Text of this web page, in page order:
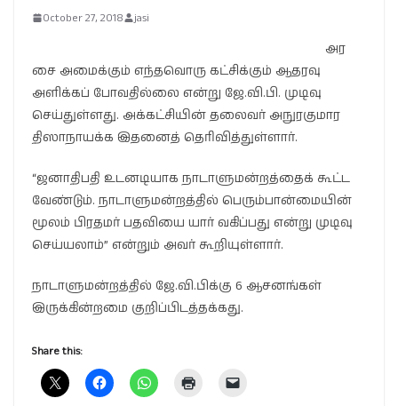
October 27, 2018 jasi
அர
சை அமைக்கும் எந்தவொரு கட்சிக்கும் ஆதரவு
அளிக்கப் போவதில்லை என்று ஜே.வி.பி. முடிவு
செய்துள்ளது. அக்கட்சியின் தலைவர் அநுரகுமார
திஸாநாயக்க இதனைத் தெரிவித்துள்ளார்.
“ஜனாதிபதி உடனடியாக நாடாளுமன்றத்தைக் கூட்ட
வேண்டும். நாடாளுமன்றத்தில் பெரும்பான்மையின்
மூலம் பிரதமர் பதவியை யார் வகிப்பது என்று முடிவு
செய்யலாம்” என்றும் அவர் கூறியுள்ளார்.
நாடாளுமன்றத்தில் ஜே.வி.பிக்கு 6 ஆசனங்கள்
இருக்கின்றமை குறிப்பிடத்தக்கது.
Share this: